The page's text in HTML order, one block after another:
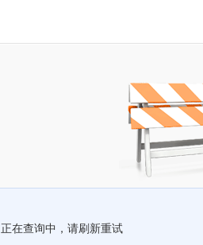
正在查询中，请刷新重试